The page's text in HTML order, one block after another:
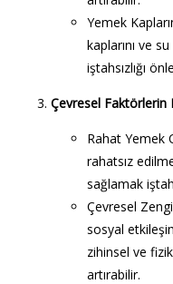
Yemek
kaplarını ve
iştahsızlığı
Çevresel Faktörlerin
Rahat Yemek
rahatsız
sağlamak
Çevresel
sosyal
zihinsel ve
artırabilir.